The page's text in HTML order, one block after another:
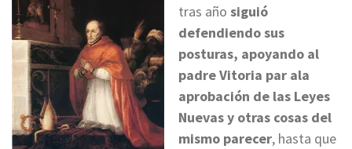
tras año siguió
defendiendo sus
posturas, apoyando al
padre Vitoria par ala
aprobación de las Leyes
Nuevas y otras cosas del
mismo parecer, hasta que